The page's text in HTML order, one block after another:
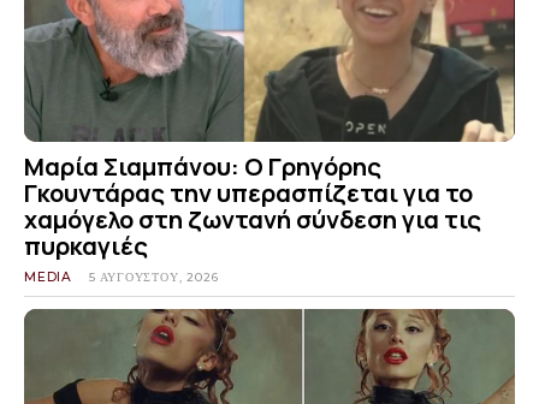
Μαρία Σιαμπάνου: Ο Γρηγόρης
Γκουντάρας την υπερασπίζεται για το
χαμόγελο στη ζωντανή σύνδεση για τις
πυρκαγιές
MEDIA 5 ΑΥΓΟΎΣΤΟΥ, 2026